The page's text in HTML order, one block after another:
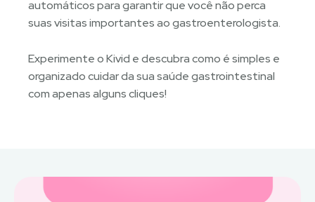
automáticos para garantir que você não perca
suas visitas importantes ao gastroenterologista.
Experimente o Kivid e descubra como é simples e
organizado cuidar da sua saúde gastrointestinal
com apenas alguns cliques!